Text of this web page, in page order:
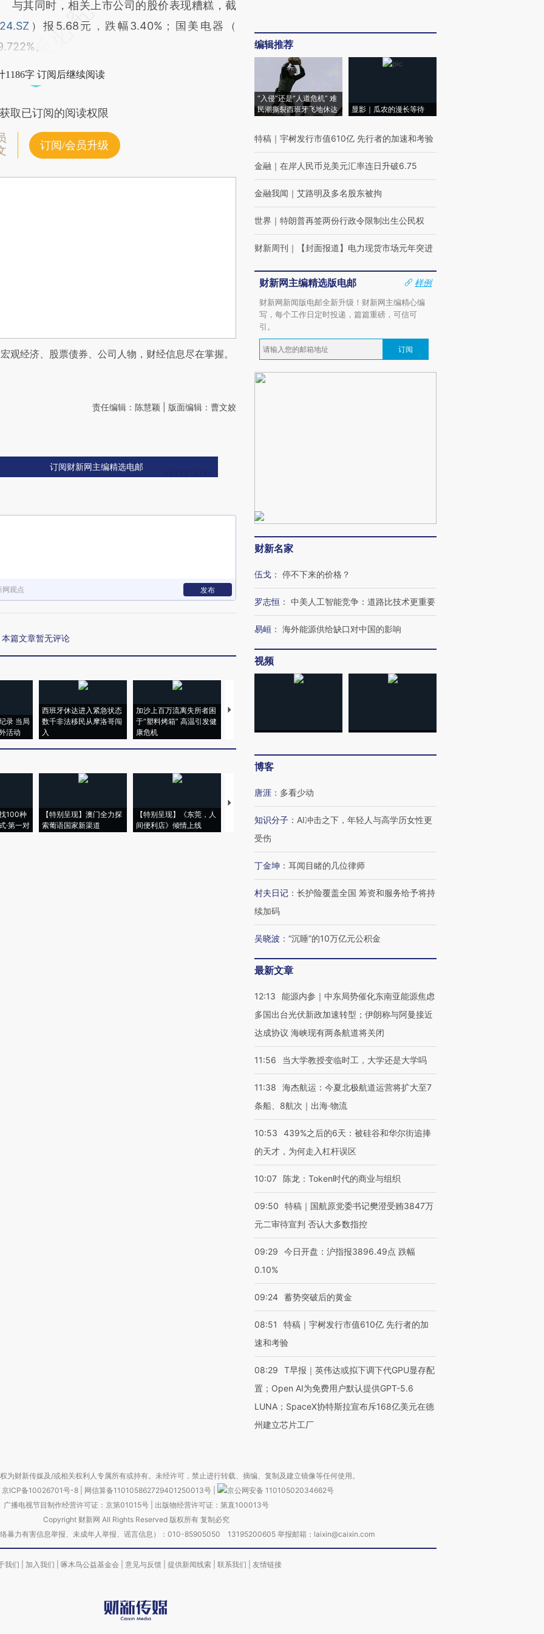
与其同时，相关上市公司的股价表现糟糕，截
）报5.68元，跌幅3.40%；国美电器（
。
1186字 订阅后继续阅读
取已订阅的阅读权限
订阅/会员升级
观经济、股票债券、公司人物，财经信息尽在掌握。
责任编辑：陈慧颖 | 版面编辑：曹文姣
订阅财新网主编精选电邮
网观点 发布
本篇文章暂无评论
录 当局
活动
西班牙休达进入紧急状态
数千非法移民从摩洛哥闯
入
加沙上百万流离失所者困
于“塑料烤箱” 高温引发健
康危机
视线｜HYROX的吸金
心“花钱找虐”？
毒品
育部长拱下台
100种
·第一对
【特别呈现】澳门全力探
索葡语国家新渠道
【特别呈现】《东莞，人
间便利店》倾情上线
【推广】走进第四届链博
会，让数智科技“链”接产
【特别呈现】寻找100种
有意思的生活方式·第三对
CFO：不靠规模取胜，华
住三大增长引擎是什么？
编辑推荐
“入侵”还是“人道危机” 难
民潮撕裂西班牙飞地休达
显影｜瓜农的漫长等待
特稿 ｜ 宇树发行市值610亿 先行者的加速和考验
金融 ｜ 在岸人民币兑美元汇率连日升破6.75
金融我闻 ｜ 艾路明及多名股东被拘
世界 ｜ 特朗普再签两份行政令限制出生公民权
财新周刊 ｜ 【封面报道】电力现货市场元年突进
财新网主编精选版电邮
样例
财新网新闻版电邮全新升级！财新网主编精心编
写，每个工作日定时投递，篇篇重磅，可信可
引。
订阅
财新名家
伍戈 ： 停不下来的价格？
罗志恒 ： 中美人工智能竞争：道路比技术更重要
易峘 ： 海外能源供给缺口对中国的影响
视频
博客
唐涯 ： 多看少动
知识分子 ： AI冲击之下，年轻人与高学历女性更
受伤
丁金坤 ： 耳闻目睹的几位律师
村夫日记 ： 长护险覆盖全国 筹资和服务给予将持
续加码
吴晓波 ： “沉睡”的10万亿元公积金
最新文章
12:13
能源内参｜中东局势催化东南亚能源焦虑
多国出台光伏新政加速转型；伊朗称与阿曼接近
达成协议 海峡现有两条航道将关闭
11:56 当大学教授变临时工，大学还是大学吗
11:38
海杰航运：今夏北极航道运营将扩大至7
条船、8航次｜出海·物流
10:53
439%之后的6天：被硅谷和华尔街追捧
的天才，为何走入杠杆误区
10:07 陈龙：Token时代的商业与组织
09:50
特稿｜国航原党委书记樊澄受贿3847万
元二审待宣判 否认大多数指控
09:29
今日开盘：沪指报3896.49点 跌幅
0.10%
09:24 蓄势突破后的黄金
08:51
特稿｜宇树发行市值610亿 先行者的加
速和考验
08:29
T早报｜英伟达或拟下调下代GPU显存配
置；Open AI为免费用户默认提供GPT-5.6
LUNA；SpaceX协特斯拉宣布斥168亿美元在德
州建立芯片工厂
为财新传媒及/或相关权利人专属所有或持有。未经许可，禁止进行转载、摘编、复制及建立镜像等任何使用。
京ICP备10026701号-8 网信算备110105862729401250013号
京公网安备 11010502034662号
广播电视节目制作经营许可证：京第01015号| 出版物经营许可证：第直100013号
Copyright 财新网 All Rights Reserved 版权所有 复制必究
暴力有害信息举报、未成年人举报、谣言信息）：010-85905050 13195200605 举报邮箱：laixin@caixin.com
我们 加入我们 啄木鸟公益基金会 意见与反馈 提供新闻线索 联系我们 友情链接